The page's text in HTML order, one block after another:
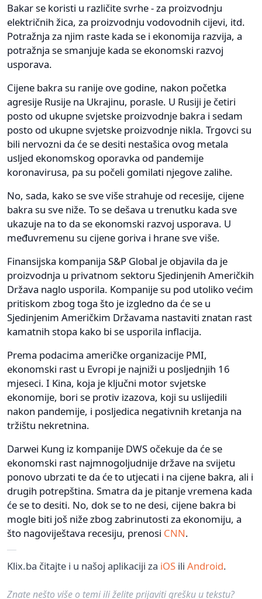
Bakar se koristi u različite svrhe - za proizvodnju
električnih žica, za proizvodnju vodovodnih cijevi, itd.
Potražnja za njim raste kada se i ekonomija razvija, a
potražnja se smanjuje kada se ekonomski razvoj
usporava.
Cijene bakra su ranije ove godine, nakon početka
agresije Rusije na Ukrajinu, porasle. U Rusiji je četiri
posto od ukupne svjetske proizvodnje bakra i sedam
posto od ukupne svjetske proizvodnje nikla. Trgovci su
bili nervozni da će se desiti nestašica ovog metala
usljed ekonomskog oporavka od pandemije
koronavirusa, pa su počeli gomilati njegove zalihe.
No, sada, kako se sve više strahuje od recesije, cijene
bakra su sve niže. To se dešava u trenutku kada sve
ukazuje na to da se ekonomski razvoj usporava. U
međuvremenu su cijene goriva i hrane sve više.
Finansijska kompanija S&P Global je objavila da je
proizvodnja u privatnom sektoru Sjedinjenih Američkih
Država naglo usporila. Kompanije su pod utoliko većim
pritiskom zbog toga što je izgledno da će se u
Sjedinjenim Američkim Državama nastaviti znatan rast
kamatnih stopa kako bi se usporila inflacija.
Prema podacima američke organizacije PMI,
ekonomski rast u Evropi je najniži u posljednjih 16
mjeseci. I Kina, koja je ključni motor svjetske
ekonomije, bori se protiv izazova, koji su uslijedili
nakon pandemije, i posljedica negativnih kretanja na
tržištu nekretnina.
Darwei Kung iz kompanije DWS očekuje da će se
ekonomski rast najmnogoljudnije države na svijetu
ponovo ubrzati te da će to utjecati i na cijene bakra, ali i
drugih potrepština. Smatra da je pitanje vremena kada
će se to desiti. No, dok se to ne desi, cijene bakra bi
mogle biti još niže zbog zabrinutosti za ekonomiju, a
što nagoviještava recesiju, prenosi CNN.
Klix.ba čitajte i u našoj aplikaciji za iOS ili Android.
Znate nešto više o temi ili želite prijaviti grešku u tekstu?